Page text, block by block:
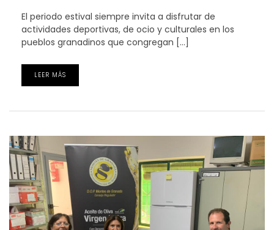
El periodo estival siempre invita a disfrutar de
actividades deportivas, de ocio y culturales en los
pueblos granadinos que congregan […]
LEER MÁS